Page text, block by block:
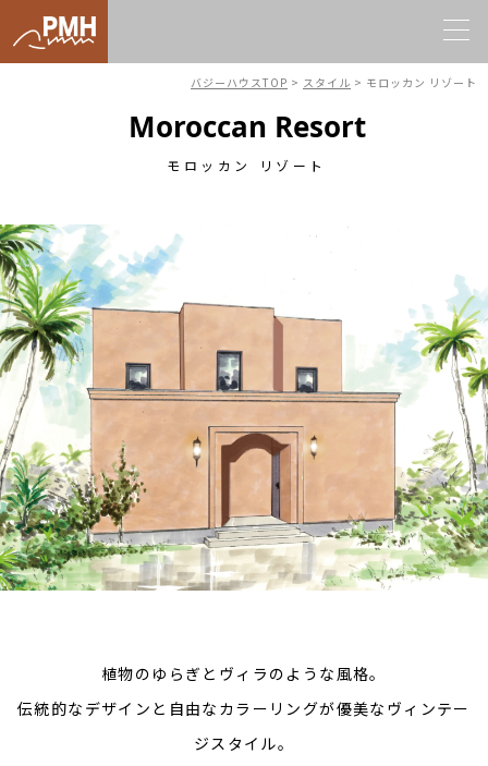
バジーハウスTOP > スタイル > モロッカン リゾート
Moroccan Resort
モロッカン リゾート
植物のゆらぎとヴィラのような風格。
伝統的なデザインと自由なカラーリングが優美なヴィンテー
ジスタイル。